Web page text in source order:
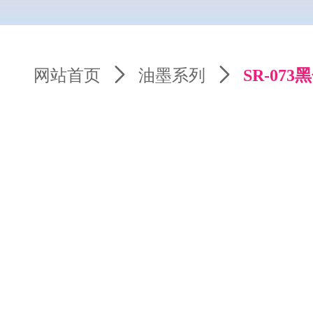
网站首页 ꄲ 油墨系列 ꄲ SR-073